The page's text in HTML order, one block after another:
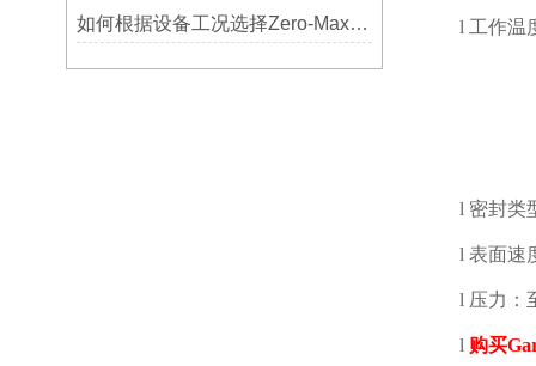
如何根据设备工况选择Zero-Max联轴器？ l 工作温
l 密封类
l 表面速
l 压力：
l 购买